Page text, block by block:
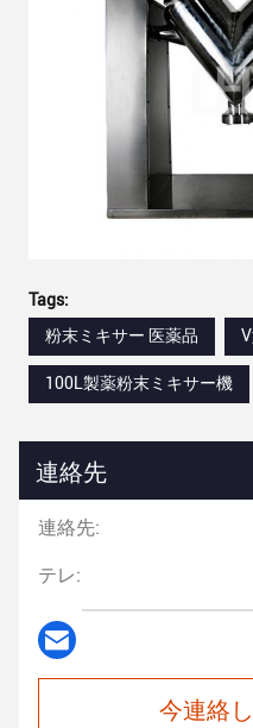
Tags:
粉末ミキサー 医薬品
100L製薬粉末ミキサー機
連絡先
連絡先:
テレ:
今連絡